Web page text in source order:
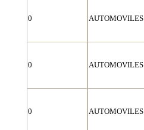
0 AUTOMOVILES
0 AUTOMOVILES
0 AUTOMOVILES